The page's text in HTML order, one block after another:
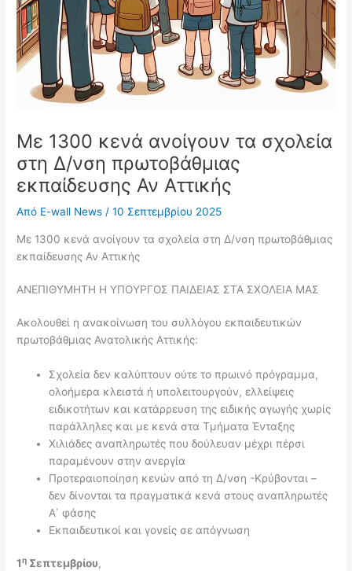
Με 1300 κενά ανοίγουν τα σχολεία
στη Δ/νση πρωτοβάθμιας
εκπαίδευσης Αν Αττικής
Από E-wall News/10 Σεπτεμβρίου 2025
Με 1300 κενά ανοίγουν τα σχολεία στη Δ/νση πρωτοβάθμιας
εκπαίδευσης Αν Αττικής
ΑΝΕΠΙΘΥΜΗΤΗ Η ΥΠΟΥΡΓΟΣ ΠΑΙΔΕΙΑΣ ΣΤΑ ΣΧΟΛΕΙΑ ΜΑΣ
Ακολουθεί η ανακοίνωση του συλλόγου εκπαιδευτικών
πρωτοβάθμιας Ανατολικής Αττικής:
Σχολεία δεν καλύπτουν ούτε το πρωινό πρόγραμμα,
ολοήμερα κλειστά ή υπολειτουργούν, ελλείψεις
ειδικοτήτων και κατάρρευση της ειδικής αγωγής χωρίς
παράλληλες και με κενά στα Τμήματα Ένταξης
Χιλιάδες αναπληρωτές που δούλευαν μέχρι πέρσι
παραμένουν στην ανεργία
Προτεραιοποίηση κενών από τη Δ/νση -Κρύβονται –
δεν δίνονται τα πραγματικά κενά στους αναπληρωτές
Α΄ φάσης
Εκπαιδευτικοί και γονείς σε απόγνωση
1η Σεπτεμβρίου,